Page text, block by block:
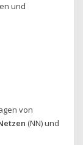
und
von
(NN) und